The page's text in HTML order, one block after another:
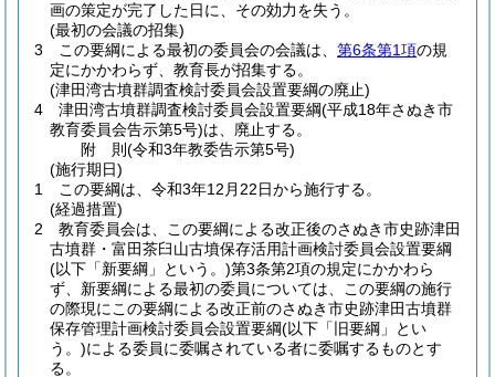
画の策定が完了した日に、その効力を失う。
(最初の会議の招集)
3
この要綱による最初の委員会の会議は、 第6条第1項の規
定にかかわらず、教育長が招集する。
(津田湾古墳群調査検討委員会設置要綱の廃止)
4
津田湾古墳群調査検討委員会設置要綱(平成18年さぬき市
教育委員会告示第5号)は、廃止する。
附 則(令和3年教委告示第5号)
(施行期日)
1
この要綱は、令和3年12月22日から施行する。
(経過措置)
2
教育委員会は、この要綱による改正後のさぬき市史跡津田
古墳群・富田茶臼山古墳保存活用計画検討委員会設置要綱
(以下「新要綱」という。)第3条第2項の規定にかかわら
ず、新要綱による最初の委員については、この要綱の施行
の際現にこの要綱による改正前のさぬき市史跡津田古墳群
保存管理計画検討委員会設置要綱(以下「旧要綱」とい
う。)による委員に委嘱されている者に委嘱するものとす
る。